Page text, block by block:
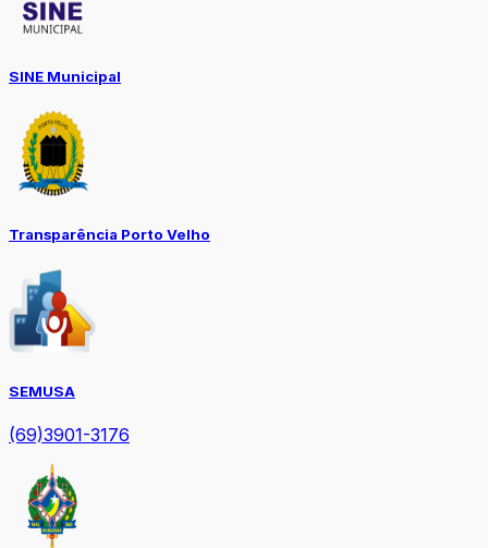
SINE Municipal
Transparência Porto Velho
SEMUSA
(69)3901-3176